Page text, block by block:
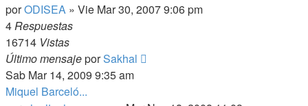
porODISEA » Vie Mar 30, 2007 9:06 pm
4Respuestas
16714 Vistas
Último mensajeporSakhal
Sab Mar 14, 2009 9:35 am
Miquel Barceló...